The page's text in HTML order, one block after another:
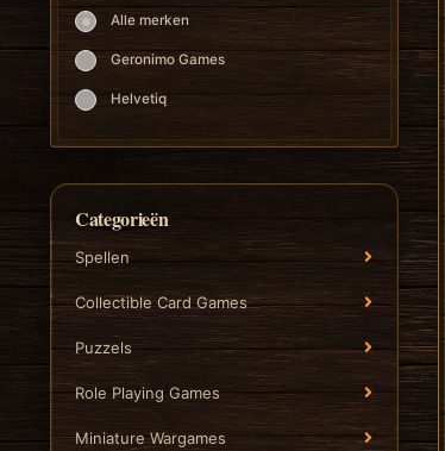
Alle merken
Geronimo Games
Helvetiq
Categorieën
Spellen
Collectible Card Games
Puzzels
Role Playing Games
Miniature Wargames